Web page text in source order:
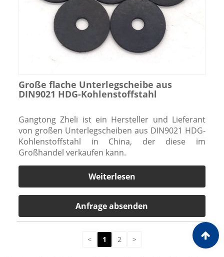
Große flache Unterlegscheibe aus
DIN9021 HDG-Kohlenstoffstahl
Gangtong Zheli ist ein Hersteller und Lieferant
von großen Unterlegscheiben aus DIN9021 HDG-
Kohlenstoffstahl in China, der diese im
Großhandel verkaufen kann.
Weiterlesen
Anfrage absenden
< 1 2 >